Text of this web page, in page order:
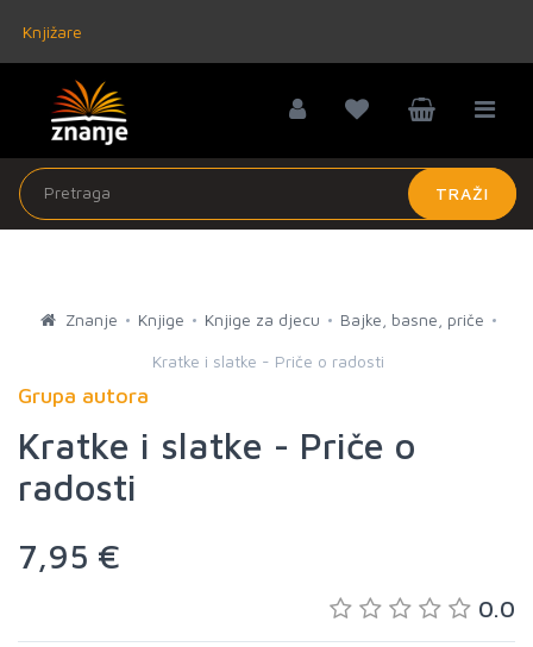
Knjižare
TRAŽI
Znanje Knjige Knjige za djecu Bajke, basne, priče
Kratke i slatke - Priče o radosti
Grupa autora
Kratke i slatke - Priče o
radosti
7,95 €
0.0